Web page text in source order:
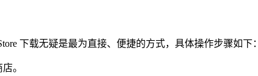
下载无疑是最为直接、便捷的方式，具体操作步骤如下：
。